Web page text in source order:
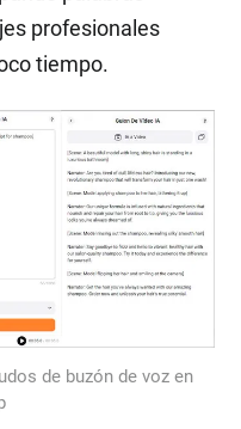
profesionales
tiempo.
de buzón de voz en